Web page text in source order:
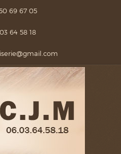
69 67 05
64 58 18